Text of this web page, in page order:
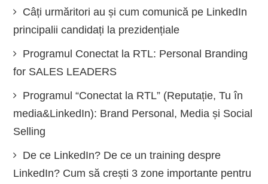
Câți urmăritori au și cum comunică pe LinkedIn
principalii candidați la prezidențiale
Programul Conectat la RTL: Personal Branding
for SALES LEADERS
Programul “Conectat la RTL” (Reputație, Tu în
media&LinkedIn): Brand Personal, Media și Social
Selling
De ce LinkedIn? De ce un training despre
LinkedIn? Cum să crești 3 zone importante pentru